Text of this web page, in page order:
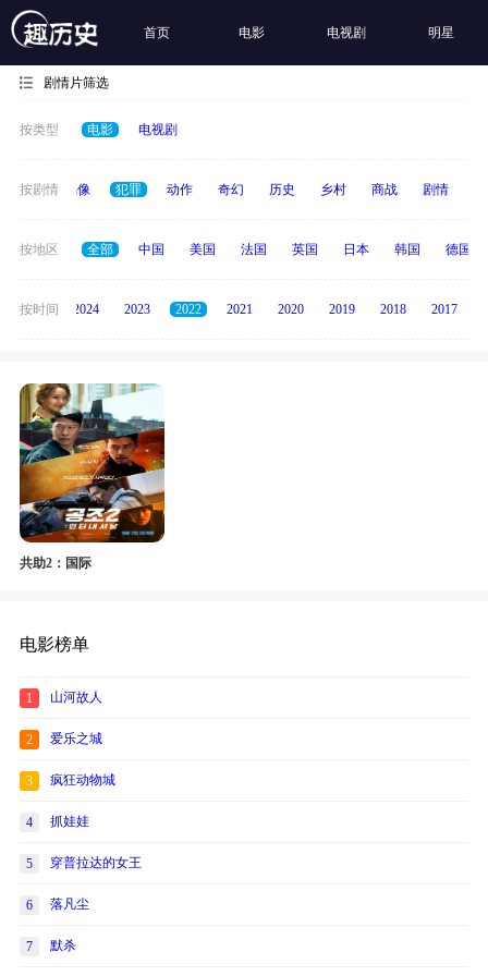
首页 电影 电视剧 明星
剧情片筛选
按类型 电影 电视剧
按剧情青春偶像 犯罪 动作 奇幻 历史 乡村 商战 剧情
按地区 全部 中国 美国 法国 英国 日本 韩国 德国
按时间
2025 2024 2023 2022 2021 2020 2019 2018 2017
共助2：国际
电影榜单
1 山河故人
2 爱乐之城
3 疯狂动物城
4 抓娃娃
5 穿普拉达的女王
6 落凡尘
7 默杀